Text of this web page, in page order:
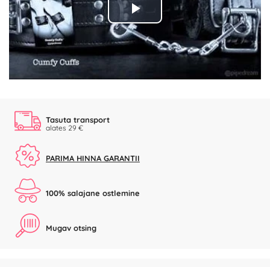
Play
Video
Tasuta transport
alates 29 €
PARIMA HINNA GARANTII
100% salajane ostlemine
Mugav otsing